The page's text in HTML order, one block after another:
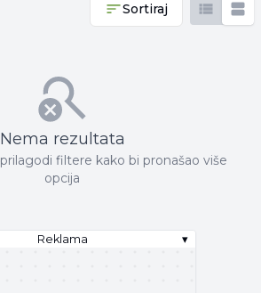
Sortiraj
Nema rezultata
filtere kako bi pronašao više
opcija
Reklama ▾